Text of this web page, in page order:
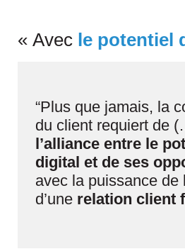
« Avec le potentiel
“Plus que jamais, la
du client requiert de
l’alliance entre le
digital et de ses
avec la puissance de
d’une relation client